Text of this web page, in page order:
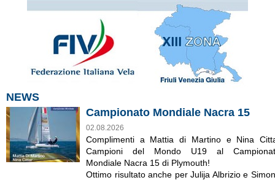
NEWS
Campionato Mondiale Nacra 15
02.08.2026
Complimenti a Mattia di Martino e Nina
Campioni del Mondo U19 al
Mondiale Nacra 15 di Plymouth!
Ottimo risultato anche per Julija Albrizio e